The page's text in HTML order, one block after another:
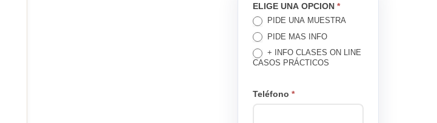
TE
LLAMAMOS
ELIGE UNA OPCION*
PIDE UNA MUESTRA
PIDE MAS INFO
+ INFO CLASES ON LINE
CASOS PRÁCTICOS
Teléfono*